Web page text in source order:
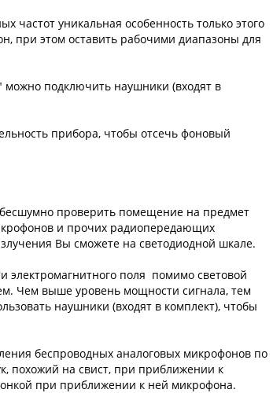
частот уникальная особенность только этого
при этом оставить рабочими диапазоны для
подключить наушники (входят в
прибора, чтобы отсечь фоновый
проверить помещение на предмет
и прочих радиопередающих
Вы сможете на светодиодной шкале.
электромагнитного поля помимо световой
Чем выше уровень мощности сигнала, тем
наушники (входят в комплект), чтобы
беспроводных аналоговых микрофонов по
похожий на свист, при приближении к
при приближении к ней микрофона.